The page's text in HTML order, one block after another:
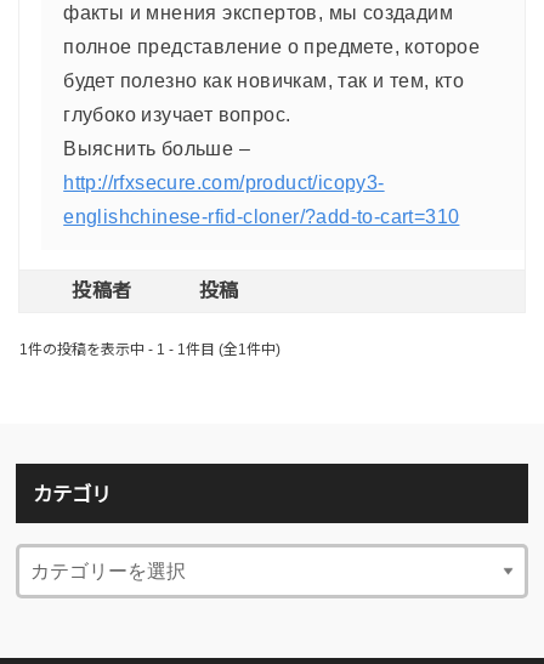
факты и мнения экспертов, мы создадим
полное представление о предмете, которое
будет полезно как новичкам, так и тем, кто
глубоко изучает вопрос.
Выяснить больше –
http://rfxsecure.com/product/icopy3-
englishchinese-rfid-cloner/?add-to-cart=310
投稿者 投稿
1件の投稿を表示中 - 1 - 1件目 (全1件中)
カテゴリ